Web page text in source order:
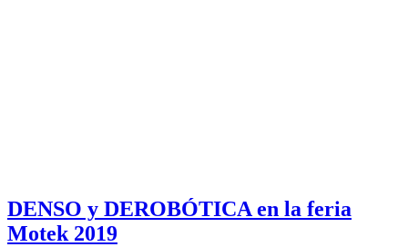
DENSO y DEROBÓTICA en la feria
Motek 2019